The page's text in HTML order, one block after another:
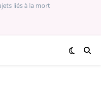
liés à la mort